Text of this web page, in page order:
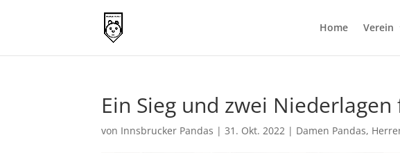
Home Verein
Ein Sieg und zwei
von Innsbrucker Pandas |31. Okt. 2022 | Damen Pandas,